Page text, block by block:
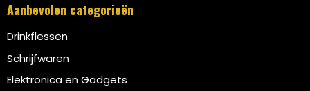
Aanbevolen categorieën
Drinkflessen
Schrijfwaren
Elektronica en Gadgets